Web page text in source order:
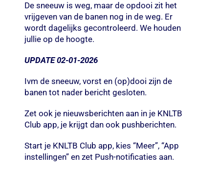
De sneeuw is weg, maar de opdooi zit het
vrijgeven van de banen nog in de weg. Er
wordt dagelijks gecontroleerd. We houden
jullie op de hoogte.
UPDATE 02-01-2026
Ivm de sneeuw, vorst en (op)dooi zijn de
banen tot nader bericht gesloten.
Zet ook je nieuwsberichten aan in je KNLTB
Club app, je krijgt dan ook pushberichten.
Start je KNLTB Club app, kies “Meer”, “App
instellingen” en zet Push-notificaties aan.